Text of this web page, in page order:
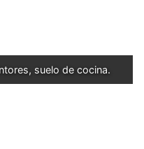
suelo de cocina.